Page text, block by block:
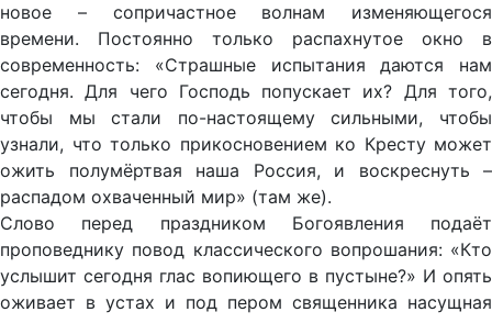
новое – сопричастное волнам изменяющегося
времени. Постоянно только распахнутое окно в
современность: «Страшные испытания даются нам
сегодня. Для чего Господь попускает их? Для того,
чтобы мы стали по-настоящему сильными, чтобы
узнали, что только прикосновением ко Кресту может
ожить полумёртвая наша Россия, и воскреснуть –
распадом охваченный мир» (там же).
Слово перед праздником Богоявления подаёт
проповеднику повод классического вопрошания: «Кто
услышит сегодня глас вопиющего в пустыне?» И опять
оживает в устах и под пером священника насущная